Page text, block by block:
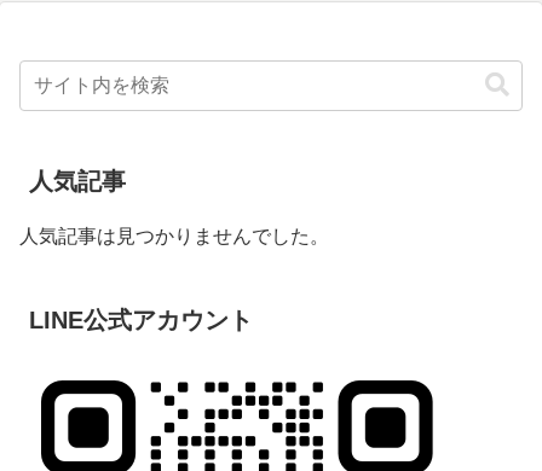
人気記事
人気記事は見つかりませんでした。
LINE公式アカウント